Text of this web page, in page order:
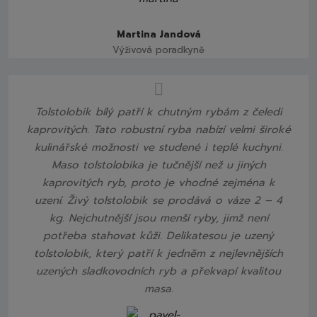
Martina Jandová
Výživová poradkyně
Tolstolobik bílý patří k chutným rybám z čeledi
kaprovitých. Tato robustní ryba nabízí velmi široké
kulinářské možnosti ve studené i teplé kuchyni.
Maso tolstolobika je tučnější než u jiných
kaprovitých ryb, proto je vhodné zejména k
uzení. Živý tolstolobik se prodává o váze 2 – 4
kg. Nejchutnější jsou menší ryby, jimž není
potřeba stahovat kůži. Delikatesou je uzený
tolstolobik, který patří k jedněm z nejlevnějších
uzených sladkovodních ryb a překvapí kvalitou
masa.